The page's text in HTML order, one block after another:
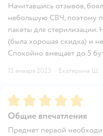
Начитавшись отзывов,
небольшую СВЧ, поэтому
пакеты для
(была хорошая скидка) и
Спокойно вмещает до 5
15 января 2023 · Екатерина Ш.
Рейтинг:5
Общие впечатления
Предмет первой